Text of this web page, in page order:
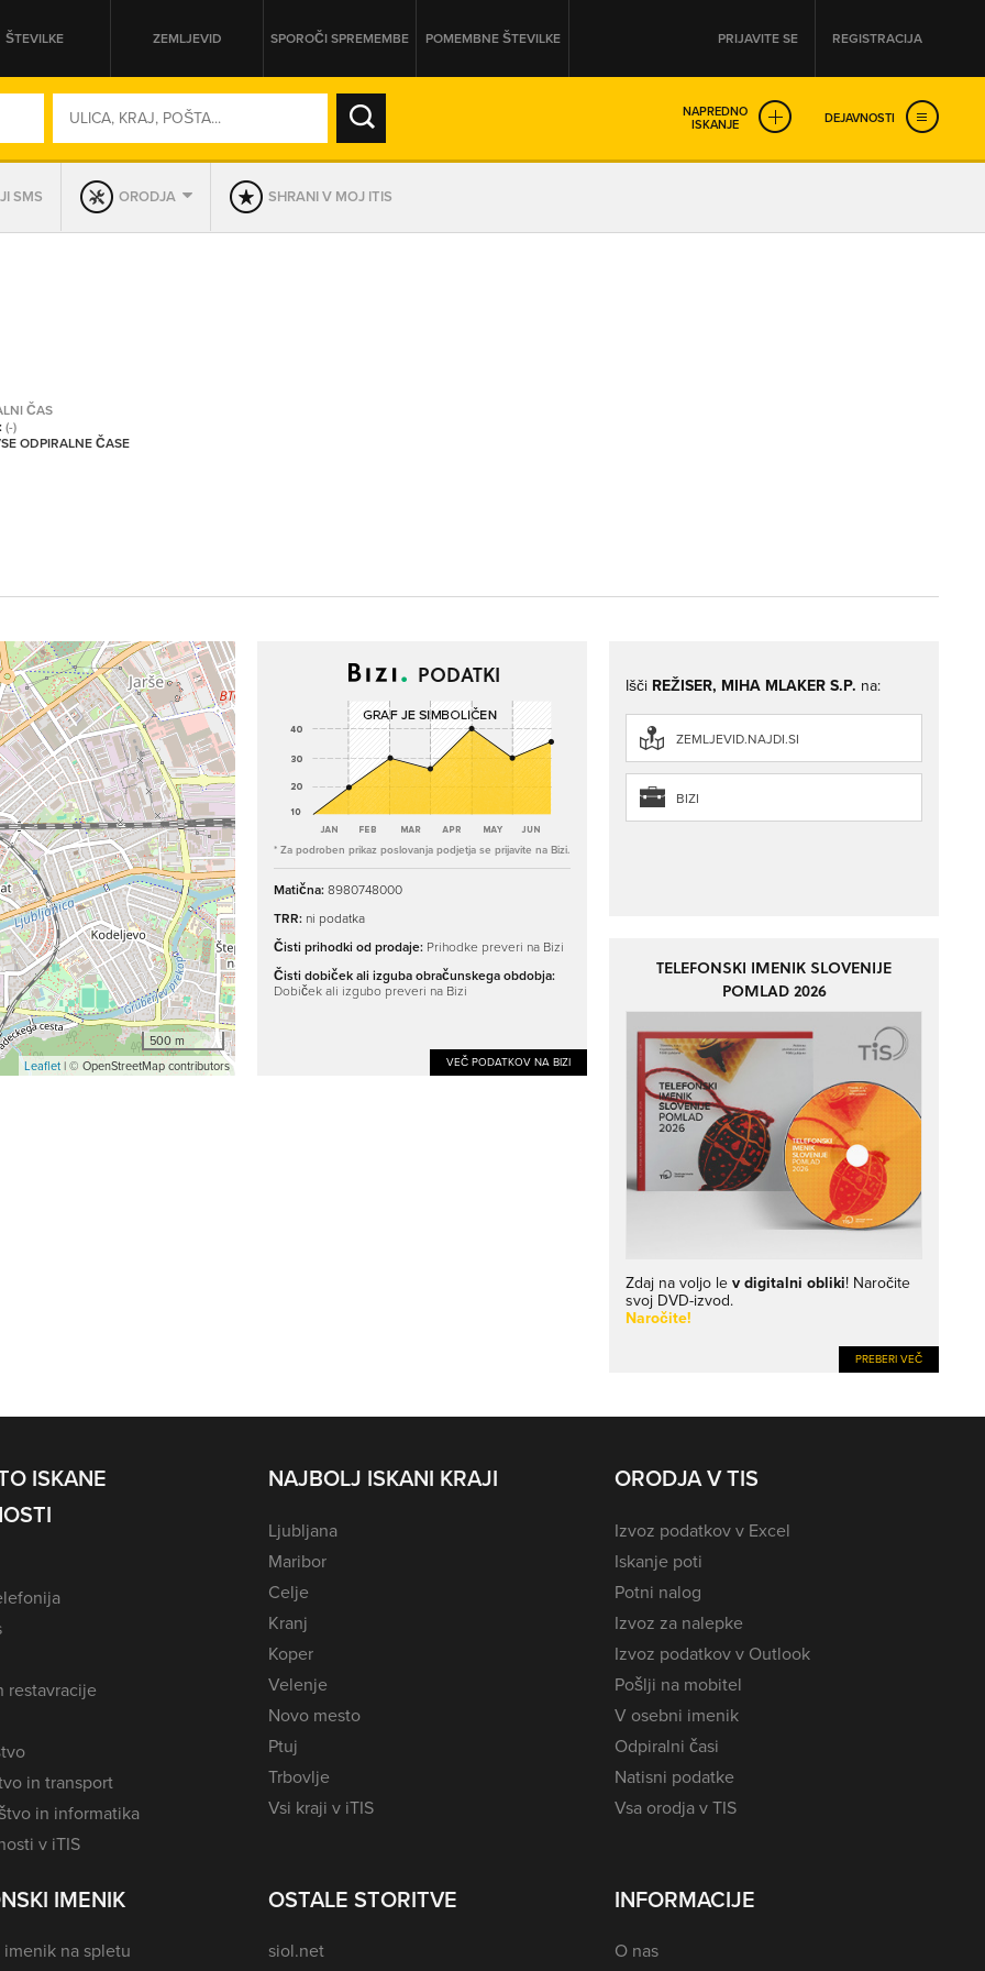
ŠTEVILKE ZEMLJEVID SPOROČI SPREMEMBE POMEMBNE ŠTEVILKE PRIJAVITE SE REGISTRACIJA
NAPREDNO
ISKANJE DEJAVNOSTI
SO ODPRTA V
SMS ORODJA SHRANI V MOJ ITIS
ČAS
(-)
ODPIRALNE ČASE
500 m
Leaflet| © OpenStreetMap contributors
PODATKI
* Za podroben prikaz poslovanja podjetja se prijavite na Bizi.
Matična:8980748000
TRR: ni podatka
Čisti prihodki od prodaje: Prihodke preveri na Bizi
Čisti dobiček ali izguba obračunskega obdobja:
Dobiček ali izgubo preveri na Bizi
VEČ PODATKOV NA BIZI
Išči REŽISER, MIHA MLAKER S.P. na:
ZEMLJEVID.NAJDI.SI
BIZI
TELEFONSKI IMENIK SLOVENIJE
POMLAD 2026
Zdaj na voljo lev digitalni obliki! Naročite
svoj DVD-izvod.
Naročite!
PREBERI VEČ
ISKANE
restavracije
in transport
in informatika
v iTIS
NAJBOLJ ISKANI KRAJI
Ljubljana
Maribor
Celje
Kranj
Koper
Velenje
Novo mesto
Ptuj
Trbovlje
Vsi kraji v iTIS
ORODJA V TIS
Izvoz podatkov v Excel
Iskanje poti
Potni nalog
Izvoz za nalepke
Izvoz podatkov v Outlook
Pošlji na mobitel
V osebni imenik
Odpiralni časi
Natisni podatke
Vsa orodja v TIS
IMENIK
na spletu
OSTALE STORITVE
siol.net
INFORMACIJE
O nas